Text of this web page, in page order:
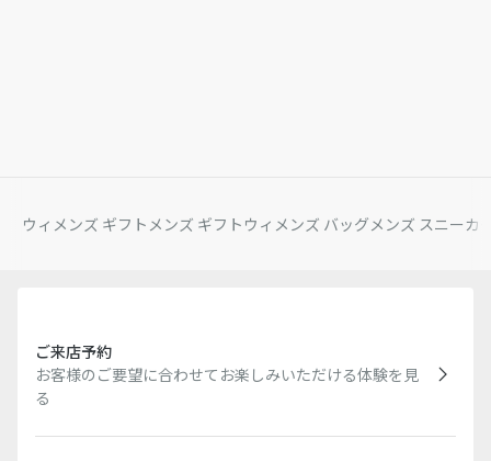
ウィメンズ ギフト メンズ ギフト ウィメンズ バッグ メンズ スニーカ
ご来店予約
お客様のご要望に合わせてお楽しみいただける体験を見
る